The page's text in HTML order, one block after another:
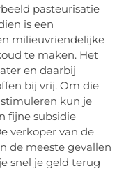
pasteurisatie
is een
milieuvriendelijke
te maken. Het
en daarbij
bij vrij. Om die
kun je
fijne subsidie
verkoper van de
de meeste gevallen
snel je geld terug